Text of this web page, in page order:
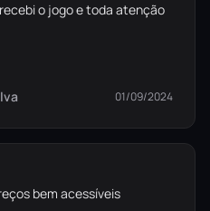
o jogo e toda atenção
01/09/2024
bem acessíveis